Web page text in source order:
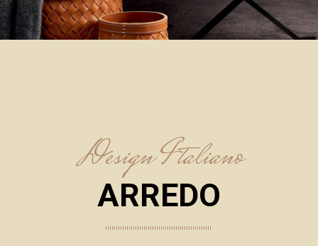
Design Italiano
ARREDO